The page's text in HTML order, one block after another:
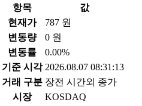
항목
값
현재가
787 원
변동량
0 원
변동률
0.00%
기준 시각 2026.08.07 08:31:13
거래 구분 장전 시간외 종가
시장
KOSDAQ